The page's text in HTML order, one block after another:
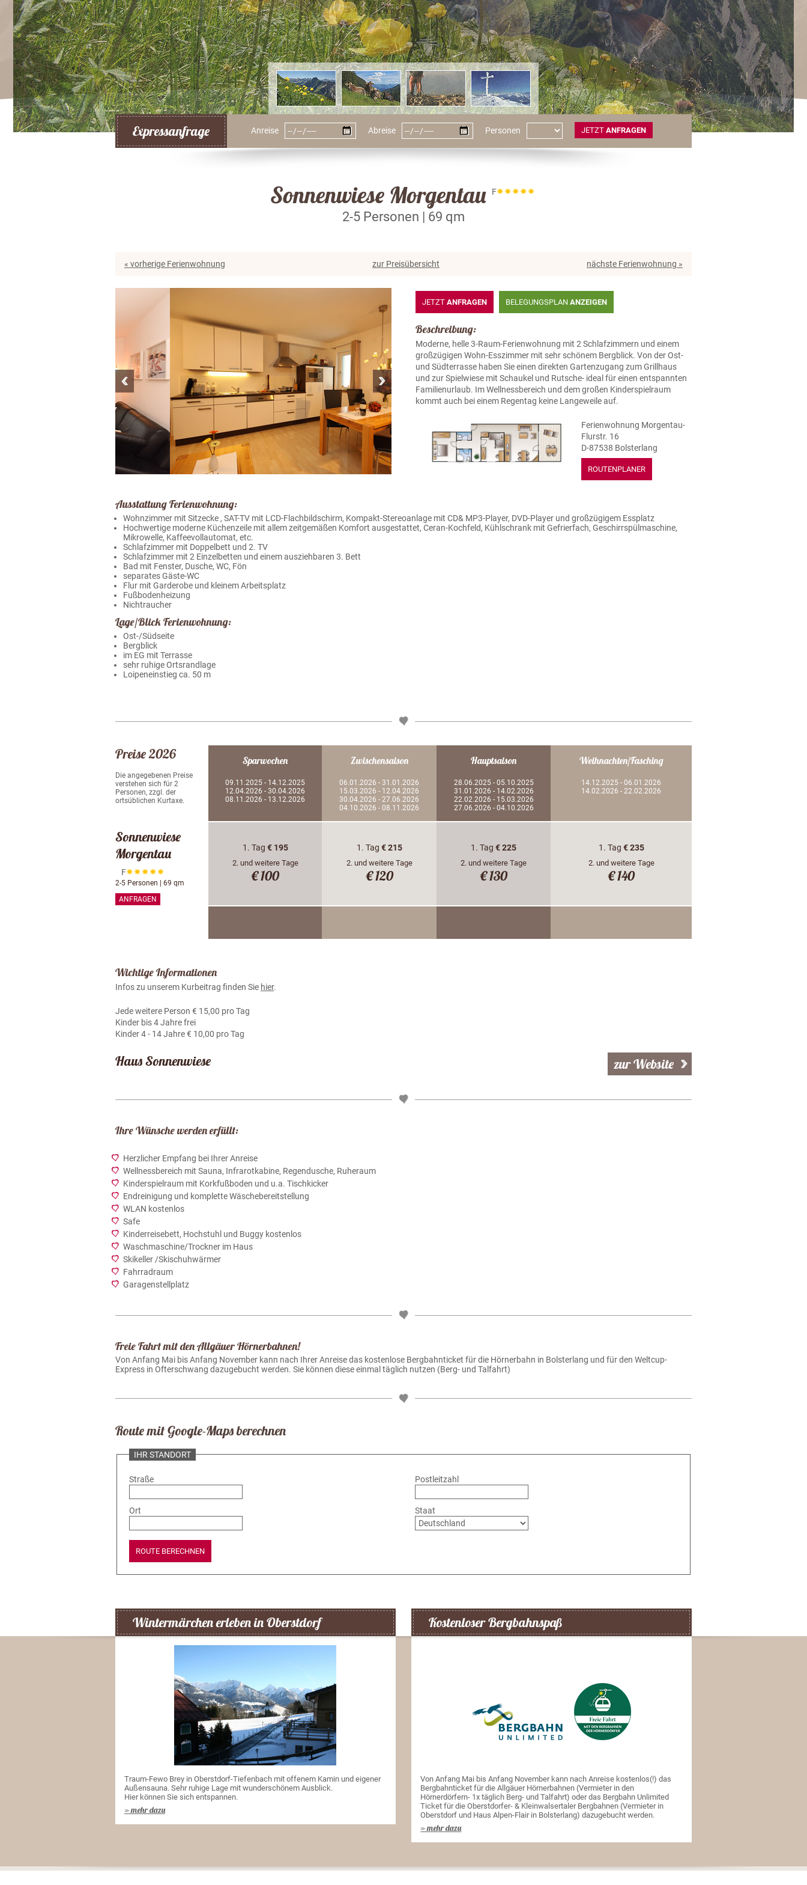
Expressanfrage Anreise Abreise Personen JETZT ANFRAGEN
Sonnenwiese Morgentau F
2-5 Personen | 69 qm
« vorherige Ferienwohnung zur Preisübersicht nächste Ferienwohnung »
JETZTANFRAGEN BELEGUNGSPLANANZEIGEN
Beschreibung:
Moderne, helle 3-Raum-Ferienwohnung mit 2 Schlafzimmern und einem
großzügigen Wohn-Esszimmer mit sehr schönem Bergblick. Von der Ost-
und Südterrasse haben Sie einen direkten Gartenzugang zum Grillhaus
und zur Spielwiese mit Schaukel und Rutsche- ideal für einen entspannten
Familienurlaub. Im Wellnessbereich und dem großen Kinderspielraum
kommt auch bei einem Regentag keine Langeweile auf.
Ferienwohnung Morgentau-
Flurstr. 16
D-87538 Bolsterlang
ROUTENPLANER
Ausstattung Ferienwohnung:
Wohnzimmer mit Sitzecke , SAT-TV mit LCD-Flachbildschirm, Kompakt-Stereoanlage mit CD& MP3-Player, DVD-Player und großzügigem Essplatz
Hochwertige moderne Küchenzeile mit allem zeitgemäßen Komfort ausgestattet, Ceran-Kochfeld, Kühlschrank mit Gefrierfach, Geschirrspülmaschine,
Mikrowelle, Kaffeevollautomat, etc.
Schlafzimmer mit Doppelbett und 2. TV
Schlafzimmer mit 2 Einzelbetten und einem ausziehbaren 3. Bett
Bad mit Fenster, Dusche, WC, Fön
separates Gäste-WC
Flur mit Garderobe und kleinem Arbeitsplatz
Fußbodenheizung
Nichtraucher
Lage/Blick Ferienwohnung:
Ost-/Südseite
Bergblick
im EG mit Terrasse
sehr ruhige Ortsrandlage
Loipeneinstieg ca. 50 m
Preise 2026
Die angegebenen Preise
verstehen sich für 2
Personen, zzgl. der
ortsüblichen Kurtaxe.
Sparwochen
09.11.2025 - 14.12.2025
12.04.2026 - 30.04.2026
08.11.2026 - 13.12.2026
Zwischensaison
06.01.2026 - 31.01.2026
15.03.2026 - 12.04.2026
30.04.2026 - 27.06.2026
04.10.2026 - 08.11.2026
Hauptsaison
28.06.2025 - 05.10.2025
31.01.2026 - 14.02.2026
22.02.2026 - 15.03.2026
27.06.2026 - 04.10.2026
Weihnachten/Fasching
14.12.2025 - 06.01.2026
14.02.2026 - 22.02.2026
Sonnenwiese
Morgentau
F
2-5 Personen | 69 qm
ANFRAGEN
1. Tag € 195
2. und weitere Tage
€ 100
1. Tag € 215
2. und weitere Tage
€ 120
1. Tag € 225
2. und weitere Tage
€ 130
1. Tag € 235
2. und weitere Tage
€ 140
Wichtige Informationen
Infos zu unserem Kurbeitrag finden Sie hier.
Jede weitere Person € 15,00 pro Tag
Kinder bis 4 Jahre frei
Kinder 4 - 14 Jahre € 10,00 pro Tag
Haus Sonnenwiese zur Website
Ihre Wünsche werden erfüllt:
Herzlicher Empfang bei Ihrer Anreise
Wellnessbereich mit Sauna, Infrarotkabine, Regendusche, Ruheraum
Kinderspielraum mit Korkfußboden und u.a. Tischkicker
Endreinigung und komplette Wäschebereitstellung
WLAN kostenlos
Safe
Kinderreisebett, Hochstuhl und Buggy kostenlos
Waschmaschine/Trockner im Haus
Skikeller /Skischuhwärmer
Fahrradraum
Garagenstellplatz
Freie Fahrt mit den Allgäuer Hörnerbahnen!
Von Anfang Mai bis Anfang November kann nach Ihrer Anreise das kostenlose Bergbahnticket für die Hörnerbahn in Bolsterlang und für den Weltcup-
Express in Ofterschwang dazugebucht werden. Sie können diese einmal täglich nutzen (Berg- und Talfahrt)
Route mit Google-Maps berechnen
IHR STANDORT
Straße Postleitzahl
Ort Staat
ROUTE BERECHNEN
Wintermärchen erleben in Oberstdorf
Traum-Fewo Brey in Oberstdorf-Tiefenbach mit offenem Kamin und eigener
Außensauna. Sehr ruhige Lage mit wunderschönem Ausblick.
Hier können Sie sich entspannen.
» mehr dazu
Kostenloser Bergbahnspaß
Von Anfang Mai bis Anfang November kann nach Anreise kostenlos(!) das
Bergbahnticket für die Allgäuer Hörnerbahnen (Vermieter in den
Hörnerdörfern- 1x täglich Berg- und Talfahrt) oder das Bergbahn Unlimited
Ticket für die Oberstdorfer- & Kleinwalsertaler Bergbahnen (Vermieter in
Oberstdorf und Haus Alpen-Flair in Bolsterlang) dazugebucht werden.
» mehr dazu